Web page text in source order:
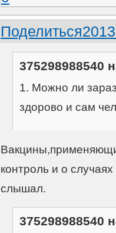
Поделиться
375298988540
1. Можно ли
здорово и сам
контроль и о
слышал.
375298988540